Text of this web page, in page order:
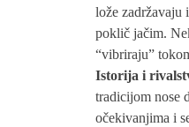
lože zadržavaju
poklič jačim.
“vibriraju”
Istorija i
tradicijom nose
očekivanjima i